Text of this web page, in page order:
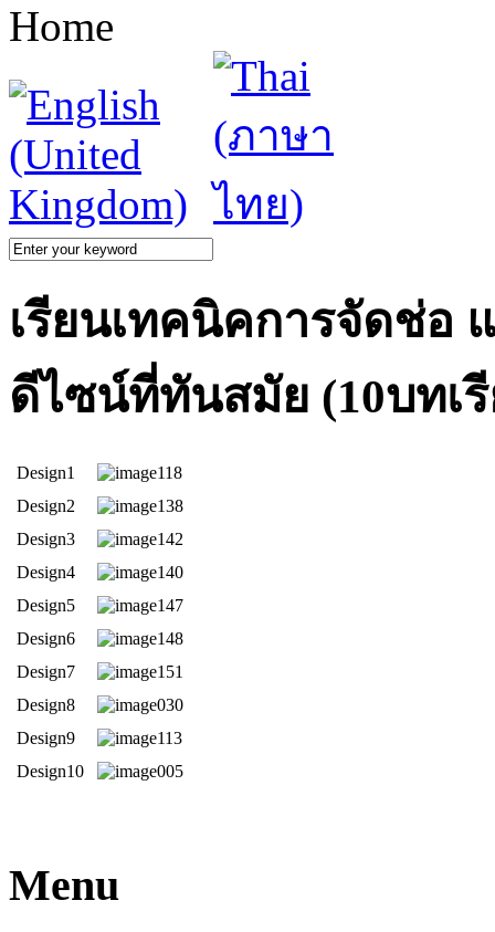
Home
เรียนเทคนิคการจัดช่อ
ดีไซน์ที่ทันสมัย (10บทเ
Design1
Design2
Design3
Design4
Design5
Design6
Design7
Design8
Design9
Design10
Menu